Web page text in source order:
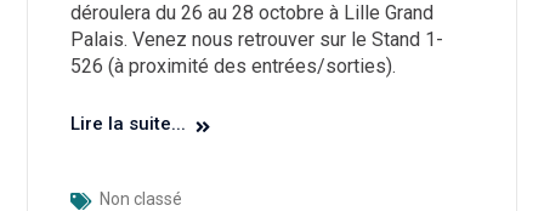
déroulera du 26 au 28 octobre à Lille Grand
Palais. Venez nous retrouver sur le Stand 1-
526 (à proximité des entrées/sorties).
Lire la suite...
Non classé